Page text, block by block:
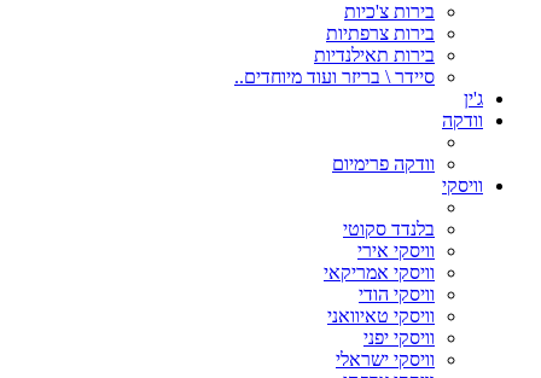
בירות צ'כיות
בירות צרפתיות
בירות תאילנדיות
סיידר \ בריזר ועוד מיוחדים..
ג'ין
וודקה
וודקה פרימיום
וויסקי
בלנדד סקוטי
וויסקי אירי
וויסקי אמריקאי
וויסקי הודי
וויסקי טאיוואני
וויסקי יפני
וויסקי ישראלי